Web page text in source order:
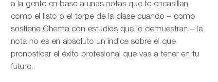
a la gente en base a unas notas que te encasillan
como el listo o el torpe de la clase cuando – como
sostiene Chema con estudios que lo demuestran – la
nota no es en absoluto un índice sobre el que
pronosticar el éxito profesional que vas a tener en tu
futuro.